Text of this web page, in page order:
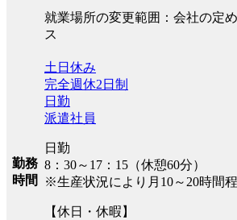
就業場所の変更範囲：会社の定
ス
勤務
時間
土日休み
完全週休2日制
日勤
派遣社員
日勤
8：30～17：15（休憩60分）
※生産状況により月10～20時間
【休日・休暇】